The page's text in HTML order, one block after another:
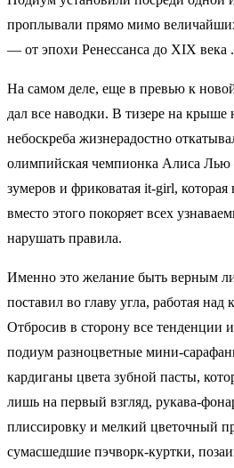
проплывали прямо мимо
— от эпохи Ренессанса до XIX века .
На самом деле, еще в превью к
дал все наводки. В тизере на крыше
небоскреба жизнерадостно
олимпийская чемпионка Алиса
зумеров и фриковатая it-girl,
вместо этого покоряет всех
нарушать правила.
Именно это желание быть верным
поставил во главу угла, работая
Отбросив в сторону все тенденции
подиум разноцветные мини-
кардиганы цвета зубной пасты,
лишь на первый взгляд, рукава-
плиссировку и мелкий цветочный
сумасшедшие пэчворк-куртки,